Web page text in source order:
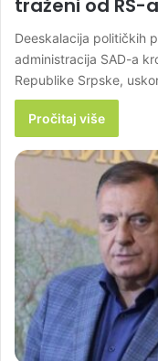
traženi od RS-a
Deeskalacija političkih
administracija SAD-a
Republike Srpske,
Pročitaj više